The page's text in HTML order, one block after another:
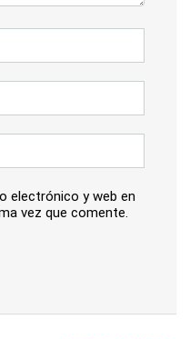
electrónico y web en
vez que comente.